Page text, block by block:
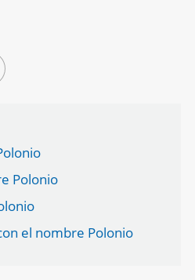
Polonio
el nombre Polonio